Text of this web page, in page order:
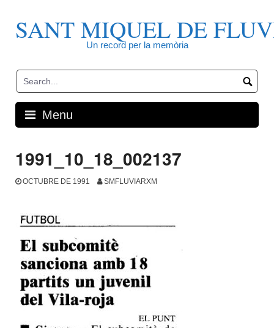
contentSANT MIQUEL DE
Un record per la memòria
Menu
1991_10_18_002137
OCTUBRE DE 1991 SMFLUVIARXM